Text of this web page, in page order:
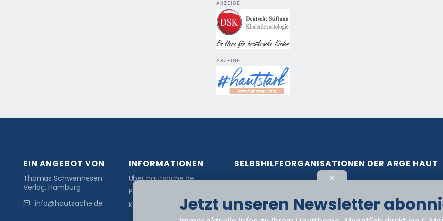
ANZEIGE
ANZEIGE
EIN ANGEBOT VON
Thomas Schwennesen
Verlag, Hamburg
info@hautsache.de
INFORMATIONEN
Über hautsache.de
Presse
Kontakt
SELBSHILFEORGANISATIONEN DER ARGE HAUT
✕
Jetzt unseren Newsletter